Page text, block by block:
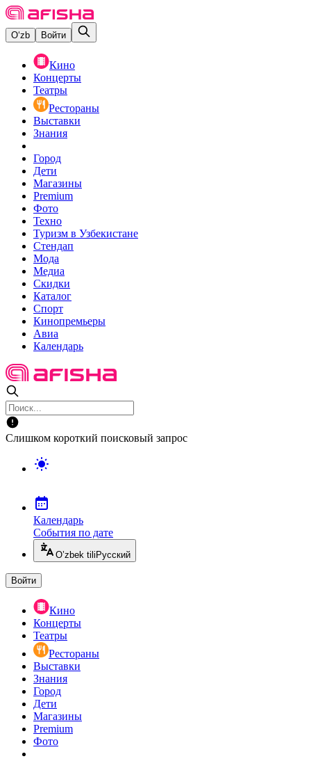
O‘zb Войти
Кино
Концерты
Театры
Рестораны
Выставки
Знания
Город
Дети
Магазины
Premium
Фото
Техно
Туризм в Узбекистане
Стендап
Мода
Медиа
Скидки
Каталог
Спорт
Кинопремьеры
Авиа
Календарь
Слишком короткий поисковый запрос
Календарь
События по дате
O’zbek tili Русский
Войти
Кино
Концерты
Театры
Рестораны
Выставки
Знания
Город
Дети
Магазины
Premium
Фото